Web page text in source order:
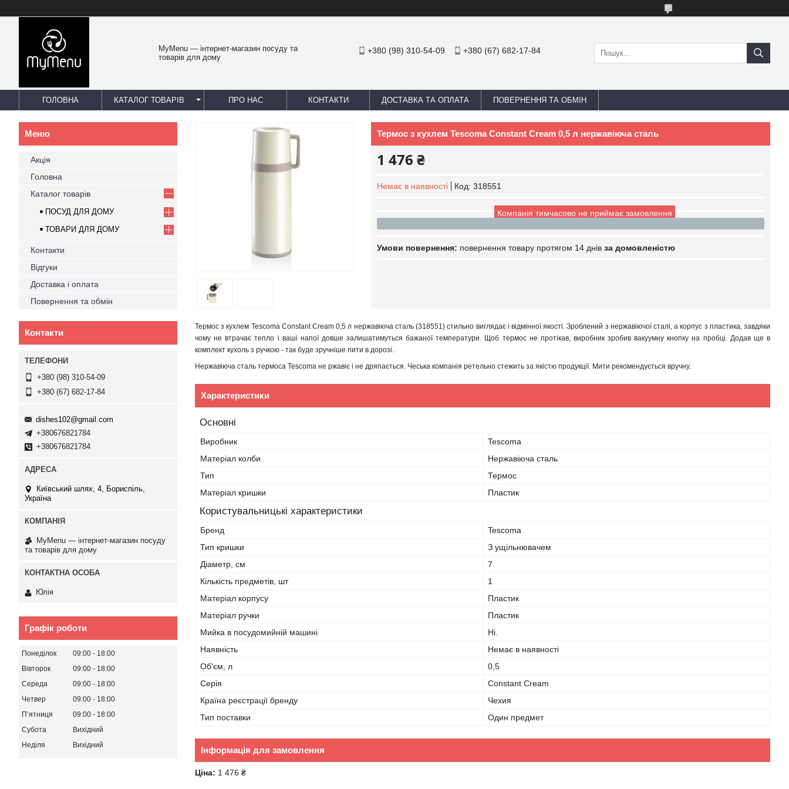
MyMenu — інтернет-магазин посуду та
товарів для дому
+380 (98) 310-54-09 +380 (67) 682-17-84
ГОЛОВНА КАТАЛОГ ТОВАРІВ ПРО НАС КОНТАКТИ ДОСТАВКА ТА ОПЛАТА ПОВЕРНЕННЯ ТА ОБМІН
Термос з кухлем Tescoma Constant Cream 0,5 л нержавіюча сталь
1 476 ₴
Немає в наявності Код: 318551
Компанія тимчасово не приймає замовлення
повернення товару протягом 14 днів за домовленістю
Термос з кухлем Tescoma Constant Cream 0,5 л нержавіюча сталь (318551) стильно виглядає і відмінної якості. Зроблений з нержавіючої сталі, а корпус з пластика, завдяки
чому не втрачає тепло і ваші напої довше залишатимуться бажаної температури. Щоб термос не протікав, виробник зробив вакуумну кнопку на пробці. Додав ще в
комплект кухоль з ручкою - так буде зручніше пити в дорозі.
Нержавіюча сталь термоса Tescoma не ржавіє і не дряпається. Чеська компанія ретельно стежить за якістю продукції. Мити рекомендується вручну.
Характеристики
Основні
Виробник
Tescoma
Матеріал колби
Нержавіюча сталь
Тип
Термос
Матеріал кришки
Пластик
Користувальницькі характеристики
Бренд
Tescoma
Тип кришки
З ущільнювачем
Діаметр, см
7
Кількість предметів, шт
1
Матеріал корпусу
Пластик
Матеріал ручки
Пластик
Мийка в посудомийній машині
Ні.
Наявність
Немає в наявності
Об'єм, л
0,5
Серія
Constant Cream
Країна реєстрації бренду
Чехия
Тип поставки
Один предмет
Інформація для замовлення
Ціна: 1 476 ₴
Акція
Головна
Каталог товарів
ПОСУД ДЛЯ ДОМУ
ТОВАРИ ДЛЯ ДОМУ
Контакти
Відгуки
Доставка і оплата
Повернення та обмін
Контакти
+380 (98) 310-54-09
+380 (67) 682-17-84
dishes102@gmail.com
+380676821784
+380676821784
Київський шлях, 4, Бориспіль,
Україна
MyMenu — інтернет-магазин посуду
та товарів для дому
Юлія
Графік роботи
Понеділок 09:00
18:00
Вівторок
09:00
18:00
Середа
09:00
18:00
Четвер
09:00
18:00
Пʼятниця
09:00
18:00
Субота
Вихідний
Неділя
Вихідний